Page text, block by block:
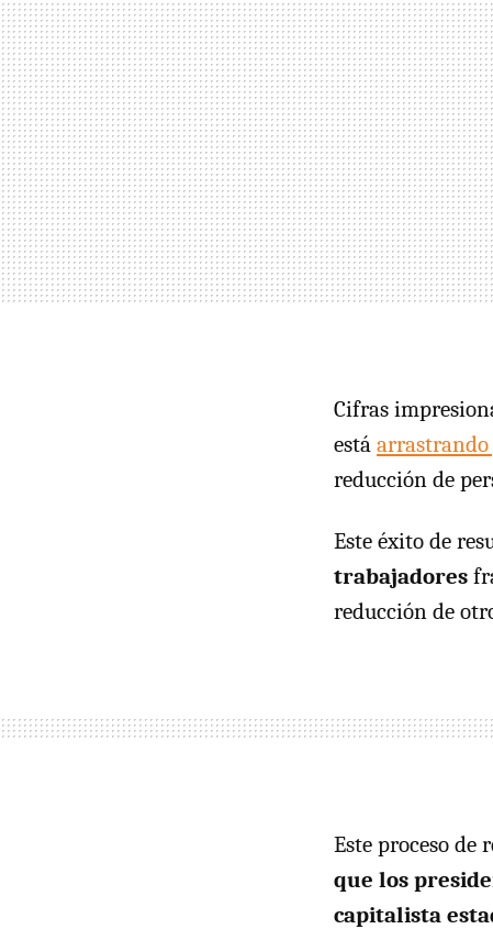
Cifras
está arrastrando
reducción de
Este éxito de
trabajadores
reducción de
Este proceso de
que los
capitalista